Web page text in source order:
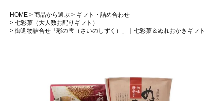
HOME 商品から選ぶ
ギフト・詰め合わせ
七彩菓（大人数お配りギフト）
御進物詰合せ「彩の雫（さいのしずく）」｜七彩菓＆ぬれおかきギフト